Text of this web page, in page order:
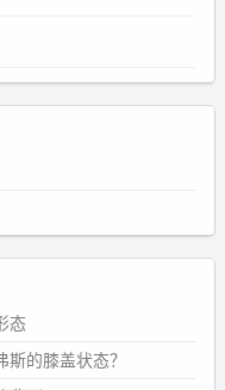
态
斯的膝盖状态？